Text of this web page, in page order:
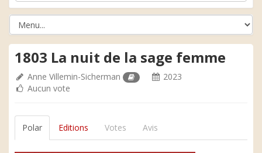
1803 La nuit de la sage femme
Anne Villemin-Sicherman
2023
Aucun vote
Polar Editions Votes Avis